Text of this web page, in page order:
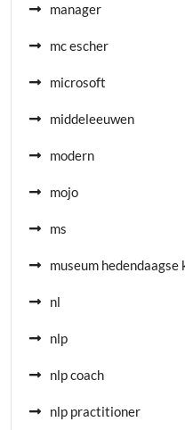
manager
mc escher
microsoft
middeleeuwen
modern
mojo
ms
museum hedendaagse
nl
nlp
nlp coach
nlp practitioner